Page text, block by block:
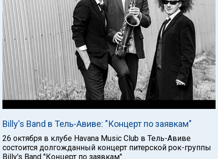
Billy's Band в Тель-Авиве: "Концерт по заявкам"
26 октября в клубе Havana Music Сlub в Тель-Авиве
состоится долгожданный концерт питерской рок-группы
Billy's Band "Концерт по заявкам".